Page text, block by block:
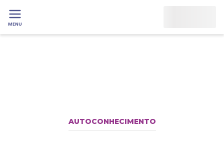
MENU
AUTOCONHECIMENTO